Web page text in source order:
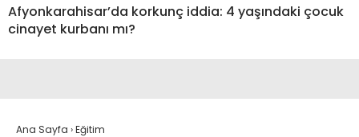
Afyonkarahisar’da korkunç iddia: 4 yaşındaki çocuk
cinayet kurbanı mı?
Ana Sayfa ›Eğitim